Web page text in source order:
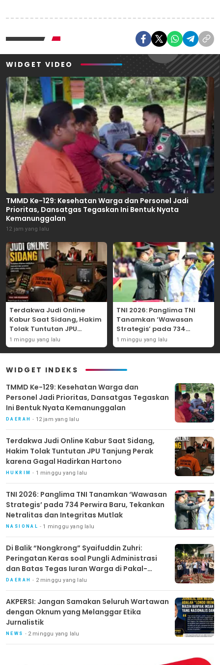
WIDGET VIDEO
TMMD Ke-129: Kesehatan Warga dan Personel Jadi
Prioritas, Dansatgas Tegaskan Ini Bentuk Nyata
Kemanunggalan
12 jam yang lalu
Terdakwa Judi Online
Kabur Saat Sidang, Hakim
Tolak Tuntutan JPU
Tanjung Perak karena
Gagal Hadirkan Hartono
1 minggu yang lalu
TNI 2026: Panglima TNI
Tanamkan ‘Wawasan
Strategis’ pada 734
Perwira Baru, Tekankan
Netralitas dan Integritas
1 minggu yang lalu
WIDGET INDEKS
TMMD Ke-129: Kesehatan Warga dan
Personel Jadi Prioritas, Dansatgas Tegaskan
Ini Bentuk Nyata Kemanunggalan
DAERAH 12 jam yang lalu
Terdakwa Judi Online Kabur Saat Sidang,
Hakim Tolak Tuntutan JPU Tanjung Perak
karena Gagal Hadirkan Hartono
HUKRIM 1 minggu yang lalu
TNI 2026: Panglima TNI Tanamkan ‘Wawasan
Strategis’ pada 734 Perwira Baru, Tekankan
Netralitas dan Integritas Mutlak
NASIONAL 1 minggu yang lalu
Di Balik “Nongkrong” Syaifuddin Zuhri:
Peringatan Keras soal Pungli Administrasi
dan Batas Tegas Iuran Warga di Pakal-
Benowo
DAERAH 2 minggu yang lalu
AKPERSI: Jangan Samakan Seluruh Wartawan
dengan Oknum yang Melanggar Etika
Jurnalistik
NEWS 2 minggu yang lalu